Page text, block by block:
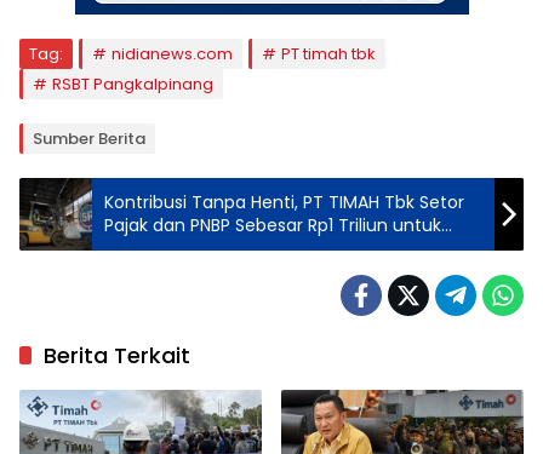
Tag: nidianews.com
PT timah tbk
RSBT Pangkalpinang
Sumber Berita
Kontribusi Tanpa Henti, PT TIMAH Tbk Setor
Pajak dan PNBP Sebesar Rp1 Triliun untuk
Pembangunan Nasional
Berita Terkait